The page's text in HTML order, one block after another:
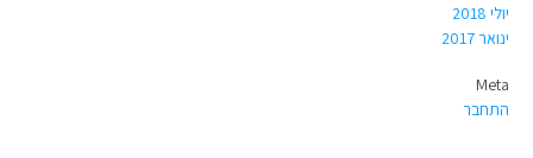
יולי 2018
ינואר 2017
Meta
התחבר